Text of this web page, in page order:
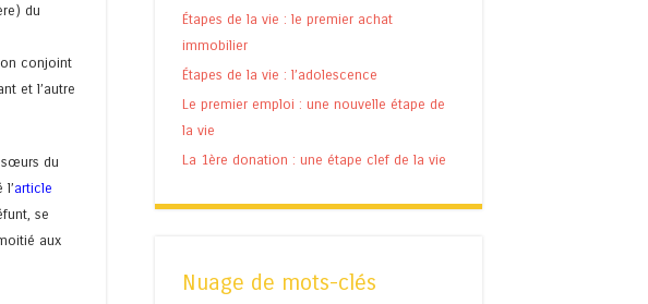
du
conjoint
et l’autre
sœurs du
article
se
aux
Étapes de la vie : le premier achat
immobilier
Étapes de la vie : l’adolescence
Le premier emploi : une nouvelle étape de
la vie
La 1ère donation : une étape clef de la vie
Nuage de mots-clés